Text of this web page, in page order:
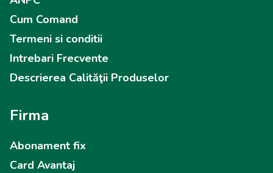
Cum Comand
Termeni si conditii
Intrebari Frecvente
Descrierea Calităţii Produselor
Firma
Abonament fix
Card Avantaj